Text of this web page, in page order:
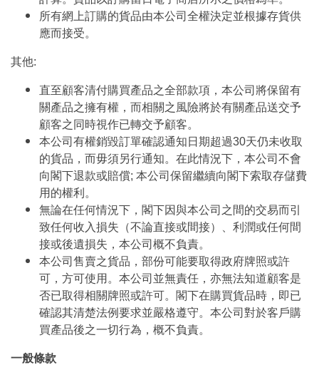
所有網上訂購的貨品由本公司全權決定並根據存貨供
應而接受。
其他:
直至顧客清付購買產品之全部款項，本公司將保留有
關產品之擁有權，而相關之風險將於有關產品送交予
顧客之同時視作已轉交予顧客。
本公司有權銷毀訂單確認通知日期超過30天仍未收取
的貨品，而毋須另行通知。在此情況下，本公司不會
向閣下退款或賠償; 本公司保留繼續向閣下索取存儲費
用的權利。
無論在任何情況下，閣下因與本公司之間的交易而引
致任何收入損失（不論直接或間接）、利潤或任何間
接或後遺損失，本公司概不負責。
本公司售賣之貨品，部份可能要取得政府牌照或許
可，方可使用。本公司並無責任，亦無法知道顧客是
否已取得相關牌照或許可。閣下在購買貨品時，即已
確認其清楚法例要求並嚴格遵守。本公司對於客戶購
買產品後之一切行為，概不負責。
一般條款